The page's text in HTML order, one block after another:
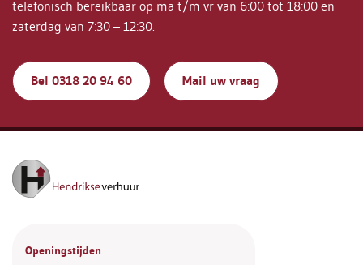
telefonisch bereikbaar op ma t/m vr van 6:00 tot 18:00 en
zaterdag van 7:30 – 12:30.
Bel 0318 20 94 60 Mail uw vraag
Openingstijden